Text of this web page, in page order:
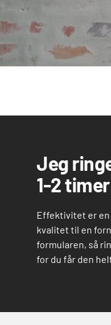
Jeg
1-2 timer
Effektivitet er en
kvalitet til en
formularen, så
for du får den